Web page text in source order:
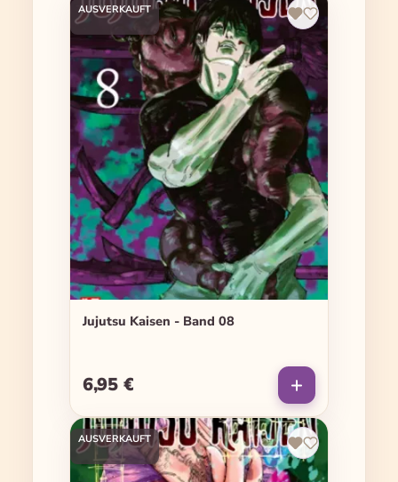
AUSVERKAUFT
Jujutsu Kaisen - Band 08
Regulärer Preis:
6,95 €
AUSVERKAUFT